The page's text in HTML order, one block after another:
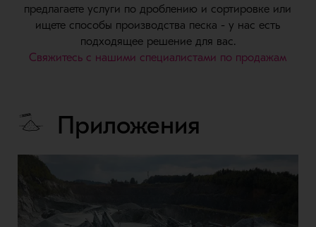
предлагаете услуги по дроблению и сортировке или
ищете способы производства песка - у нас есть
подходящее решение для вас.
Свяжитесь с нашими специалистами по продажам
Приложения